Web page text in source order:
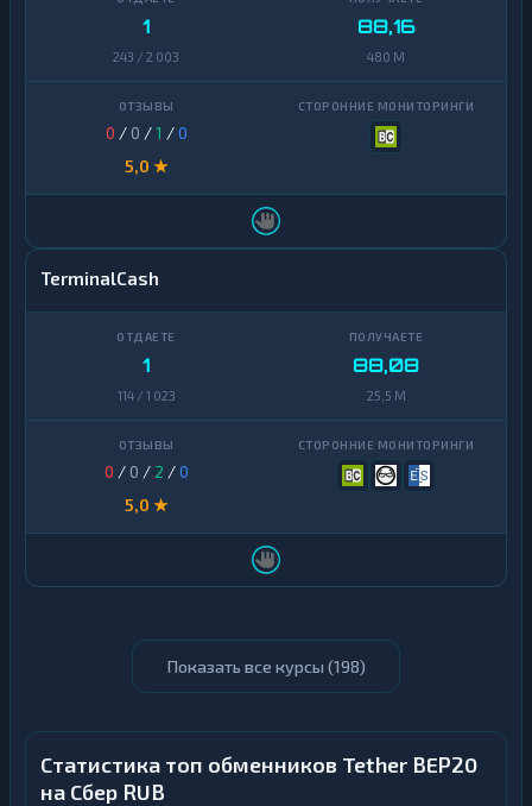
1
243 / 2 003
88,16
480 M
0 / 0 /1 /0
5,0 ★
TerminalCash
1
114 / 1 023
88,08
25,5 M
0 / 0 / 2 /0
5,0 ★
Показать все курсы (198)
Статистика топ обменников Tether BEP20
на Сбер RUB